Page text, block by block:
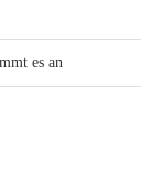
es an